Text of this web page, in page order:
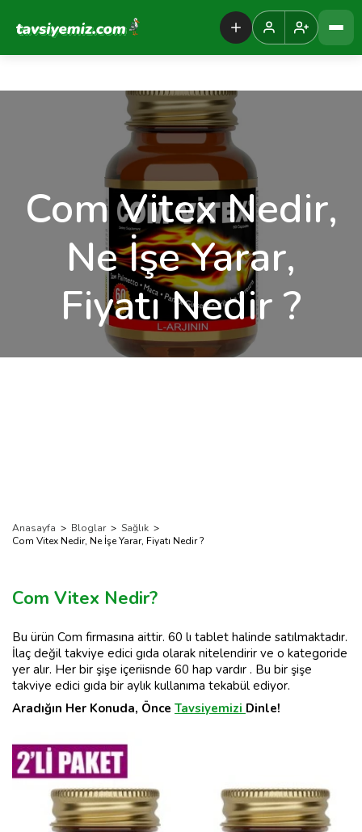
Tavsiyemiz Anasayfa
Com Vitex Nedir,
Ne İşe Yarar,
Fiyatı Nedir ?
Anasayfa > Bloglar > Sağlık >
Com Vitex Nedir, Ne İşe Yarar, Fiyatı Nedir ?
Com Vitex Nedir?
Bu ürün Com firmasına aittir. 60 lı tablet halinde satılmaktadır.
İlaç değil takviye edici gıda olarak nitelendirir ve o kategoride
yer alır. Her bir şişe içeriisnde 60 hap vardır . Bu bir şişe
takviye edici gıda bir aylık kullanıma tekabül ediyor.
Aradığın Her Konuda, Önce Tavsiyemizi Dinle!